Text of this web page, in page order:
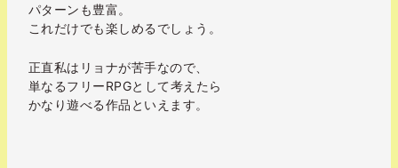
パターンも豊富。
これだけでも楽しめるでしょう。
正直私はリョナが苦手なので、
単なるフリーRPGとして考えたら
かなり遊べる作品といえます。